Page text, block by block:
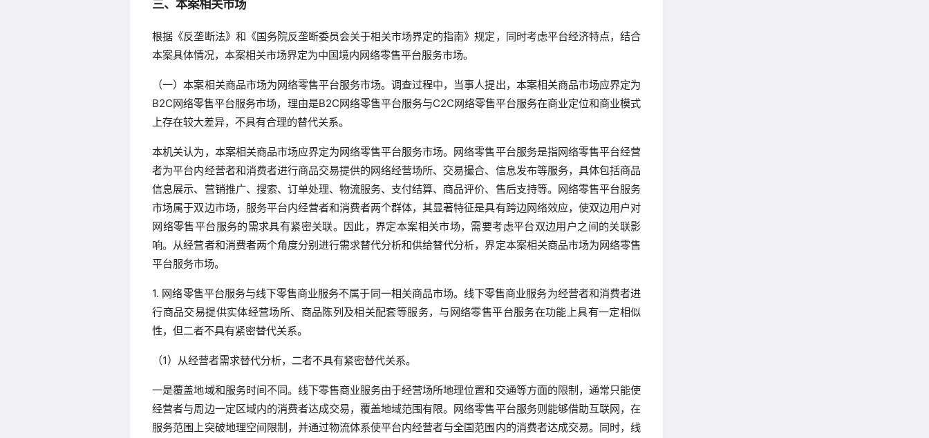
三、本案相关市场
根据《反垄断法》和《国务院反垄断委员会关于相关市场界定的指南》规定，同时考虑平台经济特点，结合
本案具体情况，本案相关市场界定为中国境内网络零售平台服务市场。
（一）本案相关商品市场为网络零售平台服务市场。调查过程中，当事人提出，本案相关商品市场应界定为
B2C网络零售平台服务市场，理由是B2C网络零售平台服务与C2C网络零售平台服务在商业定位和商业模式
上存在较大差异，不具有合理的替代关系。
本机关认为，本案相关商品市场应界定为网络零售平台服务市场。网络零售平台服务是指网络零售平台经营
者为平台内经营者和消费者进行商品交易提供的网络经营场所、交易撮合、信息发布等服务，具体包括商品
信息展示、营销推广、搜索、订单处理、物流服务、支付结算、商品评价、售后支持等。网络零售平台服务
市场属于双边市场，服务平台内经营者和消费者两个群体，其显著特征是具有跨边网络效应，使双边用户对
网络零售平台服务的需求具有紧密关联。因此，界定本案相关市场，需要考虑平台双边用户之间的关联影
响。从经营者和消费者两个角度分别进行需求替代分析和供给替代分析，界定本案相关商品市场为网络零售
平台服务市场。
1. 网络零售平台服务与线下零售商业服务不属于同一相关商品市场。线下零售商业服务为经营者和消费者进
行商品交易提供实体经营场所、商品陈列及相关配套等服务，与网络零售平台服务在功能上具有一定相似
性，但二者不具有紧密替代关系。
（1）从经营者需求替代分析，二者不具有紧密替代关系。
一是覆盖地域和服务时间不同。线下零售商业服务由于经营场所地理位置和交通等方面的限制，通常只能使
经营者与周边一定区域内的消费者达成交易，覆盖地域范围有限。网络零售平台服务则能够借助互联网，在
服务范围上突破地理空间限制，并通过物流体系使平台内经营者与全国范围内的消费者达成交易。同时，线